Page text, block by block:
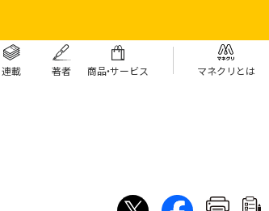
連載 著者 商品・サービス マネクリとは